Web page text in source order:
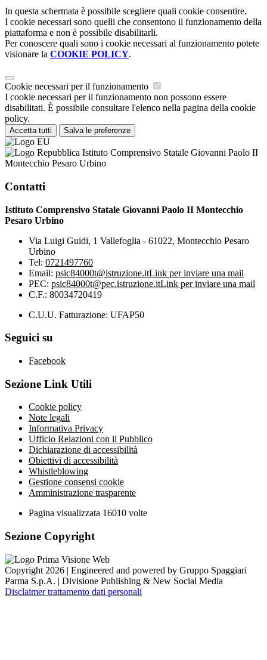
In questa schermata è possibile scegliere quali cookie consentire.
I cookie necessari sono quelli che consentono il funzionamento della
piattaforma e non è possibile disabilitarli.
Per conoscere quali sono i cookie necessari al funzionamento potete
visionare la COOKIE POLICY.
Cookie necessari per il funzionamento
I cookie necessari per il funzionamento non possono essere
disabilitati. È possibile consultare l'elenco nella pagina della cookie
policy.
Accetta tutti Salva le preferenze
Istituto Comprensivo Statale Giovanni Paolo II
Montecchio Pesaro Urbino
Contatti
Istituto Comprensivo Statale Giovanni Paolo II Montecchio
Pesaro Urbino
Via Luigi Guidi, 1 Vallefoglia - 61022, Montecchio Pesaro
Urbino
Tel: 0721497760
Email: psic84000t@istruzione.itLink per inviare una mail
PEC: psic84000t@pec.istruzione.itLink per inviare una mail
C.F.: 80034720419
C.U.U. Fatturazione: UFAP50
Seguici su
Facebook
Sezione Link Utili
Cookie policy
Note legali
Informativa Privacy
Ufficio Relazioni con il Pubblico
Dichiarazione di accessibilità
Obiettivi di accessibilità
Whistleblowing
Gestione consensi cookie
Amministrazione trasparente
Pagina visualizzata 16010 volte
Sezione Copyright
Copyright 2026 | Engineered and powered by Gruppo Spaggiari
Parma S.p.A. | Divisione Publishing & New Social Media
Disclaimer trattamento dati personali